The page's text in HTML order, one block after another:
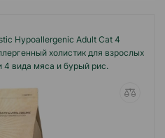
питомцам с
минералов
животного и
Hypoallergenic Adult Cat 4
холистик для взрослых
4 вида мяса и бурый рис.